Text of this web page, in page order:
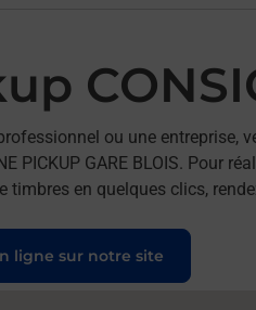
ou une entreprise,
PICKUP GARE BLOIS. Pour
timbres en quelques clics,
ligne sur notre site